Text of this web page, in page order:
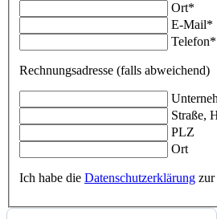
Ort*
E-Mail*
Telefon*
Rechnungsadresse (falls abweichend)
Straße,
PLZ
Ort
Ich habe die Datenschutzerklärung zur